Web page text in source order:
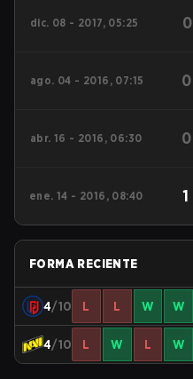
dic. 08 - 2017, 05:25 0
ago. 04 - 2016, 07:15 0
abr. 16 - 2016, 06:30 0
ene. 14 - 2016, 08:40 1
FORMA RECIENTE
4/10 L L W W
4/10 L W L W